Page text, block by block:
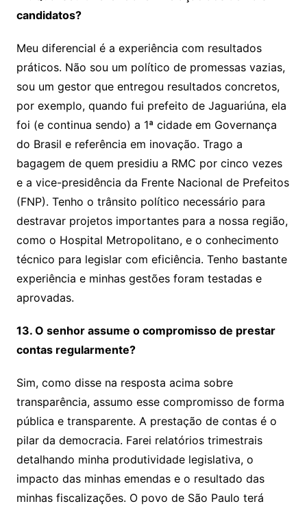
candidatos?
Meu diferencial é a experiência com resultados
práticos. Não sou um político de promessas vazias,
sou um gestor que entregou resultados concretos,
por exemplo, quando fui prefeito de Jaguariúna, ela
foi (e continua sendo) a 1ª cidade em Governança
do Brasil e referência em inovação. Trago a
bagagem de quem presidiu a RMC por cinco vezes
e a vice-presidência da Frente Nacional de Prefeitos
(FNP). Tenho o trânsito político necessário para
destravar projetos importantes para a nossa região,
como o Hospital Metropolitano, e o conhecimento
técnico para legislar com eficiência. Tenho bastante
experiência e minhas gestões foram testadas e
aprovadas.
13. O senhor assume o compromisso de prestar
contas regularmente?
Sim, como disse na resposta acima sobre
transparência, assumo esse compromisso de forma
pública e transparente. A prestação de contas é o
pilar da democracia. Farei relatórios trimestrais
detalhando minha produtividade legislativa, o
impacto das minhas emendas e o resultado das
minhas fiscalizações. O povo de São Paulo terá